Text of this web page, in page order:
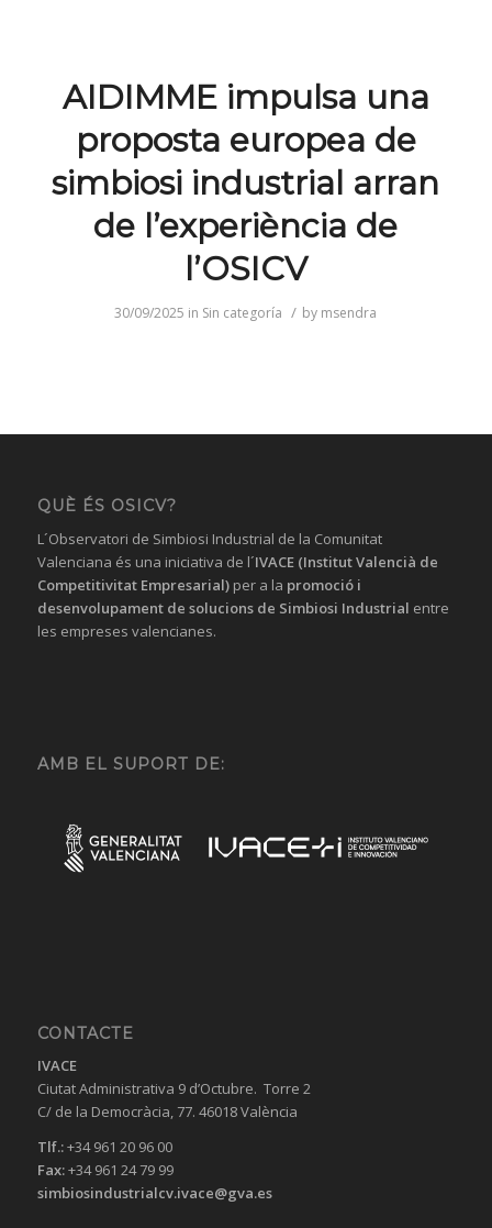
AIDIMME impulsa una
proposta europea de
simbiosi industrial arran
de l’experiència de
l’OSICV
30/09/2025 in Sin categoría / by msendra
QUÈ ÉS OSICV?
L´Observatori de Simbiosi Industrial de la Comunitat
Valenciana és una iniciativa de l´IVACE (Institut Valencià de
Competitivitat Empresarial)per a la promoció i
desenvolupament de solucions de Simbiosi Industrial entre
les empreses valencianes.
AMB EL SUPORT DE:
CONTACTE
IVACE
Ciutat Administrativa 9 d’Octubre. Torre 2
C/ de la Democràcia, 77. 46018 València
Tlf.:+34 961 20 96 00
Fax:+34 961 24 79 99
simbiosindustrialcv.ivace@gva.es